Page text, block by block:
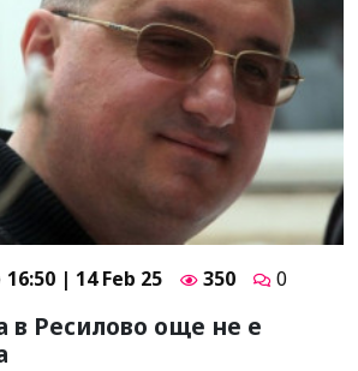
16:50 | 14 Feb 25 350 0
в Ресилово още не е